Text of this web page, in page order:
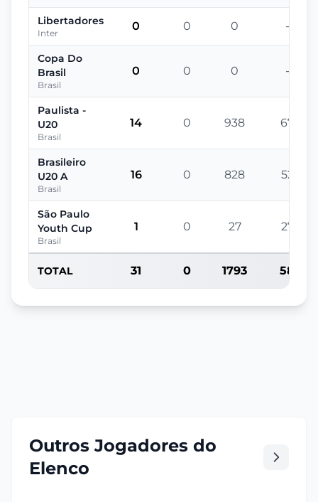
Libertadores
Inter
0 0 0 -
Copa Do
Brasil
Brasil
0 0 0 -
Paulista -
U20
Brasil
14 0 938 67
Brasileiro
U20 A
Brasil
16 0 828 52
São Paulo
Youth Cup
Brasil
1 0 27 27
TOTAL 31 0 1793 58
Outros Jogadores do
Elenco